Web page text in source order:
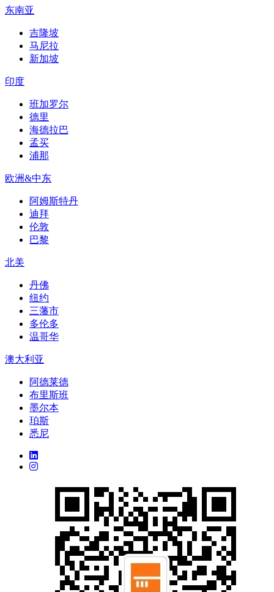
东南亚
吉隆坡
马尼拉
新加坡
印度
班加罗尔
德里
海德拉巴
孟买
浦那
欧洲&中东
阿姆斯特丹
迪拜
伦敦
巴黎
北美
丹佛
纽约
三藩市
多伦多
温哥华
澳大利亚
阿德莱德
布里斯班
墨尔本
珀斯
悉尼